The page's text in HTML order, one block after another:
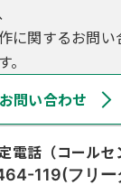
に関するお問
問い合わせ
電話（コールセ
119(フリー